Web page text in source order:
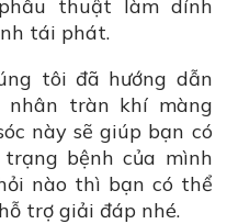
thuật làm dính
tái phát.
tôi đã hướng dẫn
nhân tràn khí màng
này sẽ giúp bạn có
bệnh của mình
nào thì bạn có thể
trợ giải đáp nhé.